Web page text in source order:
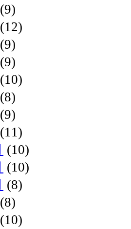
(9)
(12)
(9)
(9)
(10)
(8)
(9)
(11)
(10)
(10)
(8)
(8)
(10)